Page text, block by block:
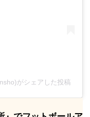
がシェアした投稿